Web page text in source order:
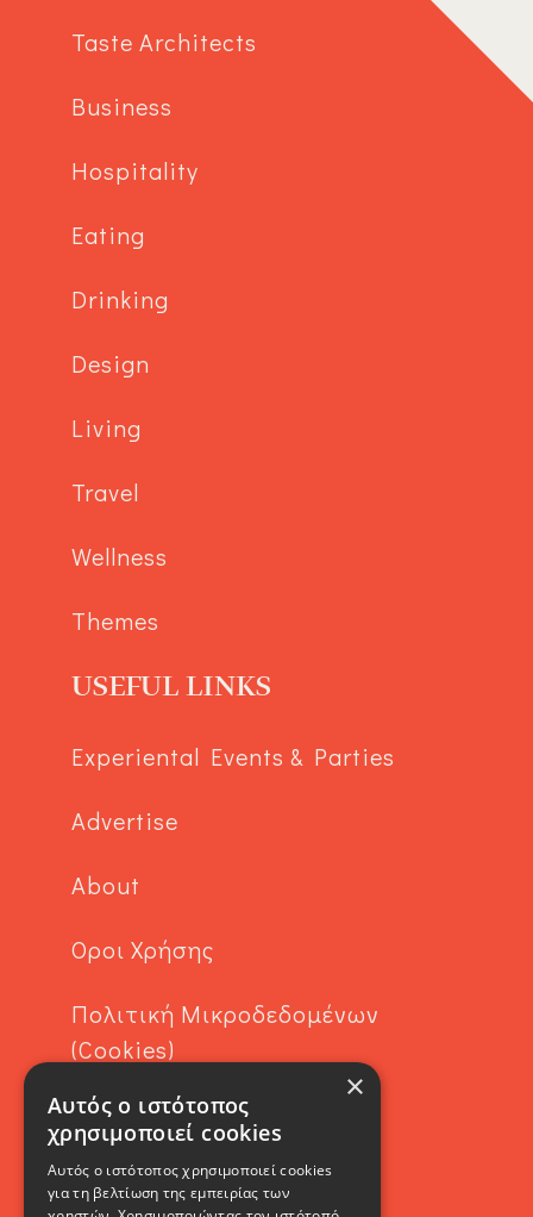
Taste Architects
Business
Hospitality
Eating
Drinking
Design
Living
Travel
Wellness
Themes
USEFUL LINKS
Experiental Events & Parties
Advertise
About
Όροι Χρήσης
Πολιτική Μικροδεδομένων
(Cookies)
Contact
×
Αυτός ο ιστότοπος
χρησιμοποιεί cookies
Αυτός ο ιστότοπος χρησιμοποιεί cookies
για τη βελτίωση της εμπειρίας των